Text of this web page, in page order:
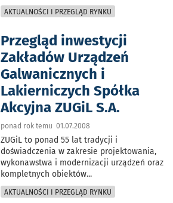
AKTUALNOŚCI I PRZEGLĄD RYNKU
Przegląd inwestycji
Zakładów Urządzeń
Galwanicznych i
Lakierniczych Spółka
Akcyjna ZUGiL S.A.
ponad rok temu 01.07.2008
ZUGiL to ponad 55 lat tradycji i
doświadczenia w zakresie projektowania,
wykonawstwa i modernizacji urządzeń oraz
kompletnych obiektów...
AKTUALNOŚCI I PRZEGLĄD RYNKU